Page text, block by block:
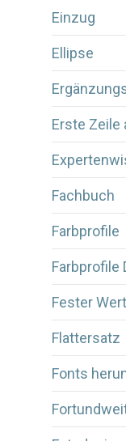
Einzug
Ellipse
Erste Zeile
Fachbuch
Farbprofile
Farbprofile
Fester Wert
Flattersatz
Fonts